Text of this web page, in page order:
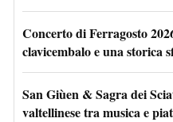
Concerto di Ferragosto
clavicembalo e una storica
San Giùen & Sagra dei
valtellinese tra musica e